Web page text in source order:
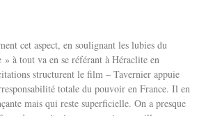
cet aspect, en soulignant les lubies du
à tout va en se référant à Héraclite en
structurent le film – Tavernier appuie
totale du pouvoir en France. Il en
mais qui reste superficielle. On a presque